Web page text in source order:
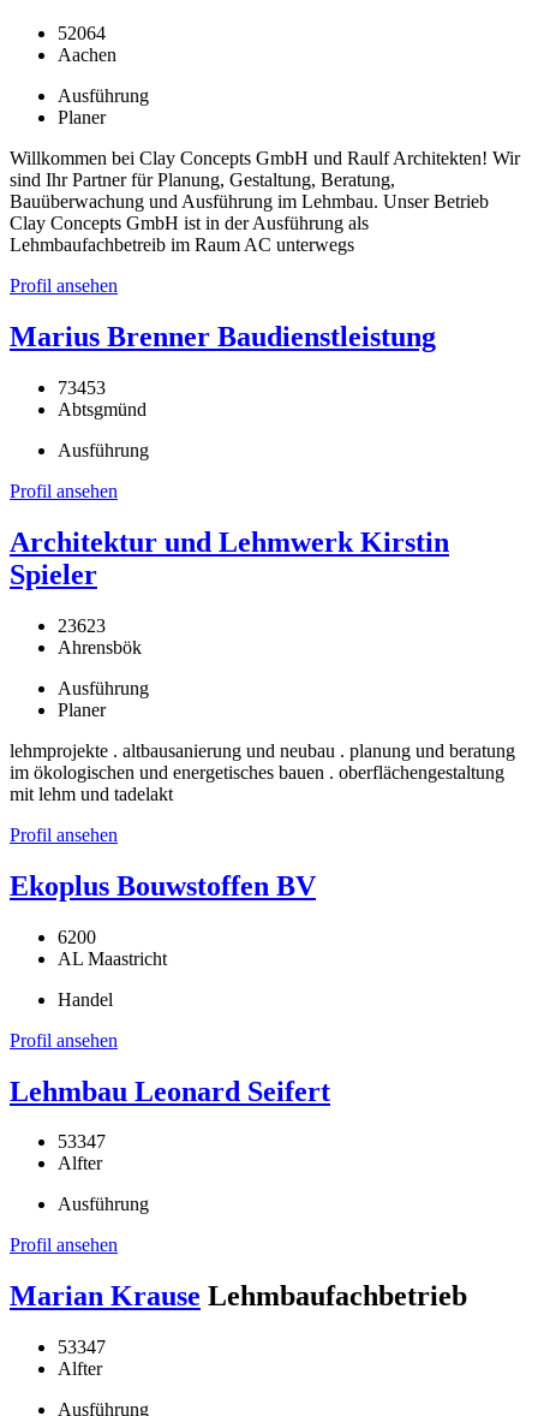
52064
Aachen
Ausführung
Planer
Willkommen bei Clay Concepts GmbH und Raulf Architekten! Wir
sind Ihr Partner für Planung, Gestaltung, Beratung,
Bauüberwachung und Ausführung im Lehmbau. Unser Betrieb
Clay Concepts GmbH ist in der Ausführung als
Lehmbaufachbetreib im Raum AC unterwegs
Profil ansehen
Marius Brenner Baudienstleistung
73453
Abtsgmünd
Ausführung
Profil ansehen
Architektur und Lehmwerk Kirstin
Spieler
23623
Ahrensbök
Ausführung
Planer
lehmprojekte . altbausanierung und neubau . planung und beratung
im ökologischen und energetisches bauen . oberflächengestaltung
mit lehm und tadelakt
Profil ansehen
Ekoplus Bouwstoffen BV
6200
AL Maastricht
Handel
Profil ansehen
Lehmbau Leonard Seifert
53347
Alfter
Ausführung
Profil ansehen
Marian Krause Lehmbaufachbetrieb
53347
Alfter
Ausführung